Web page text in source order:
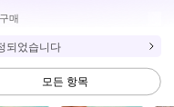
매
되었습니다
모든 항목